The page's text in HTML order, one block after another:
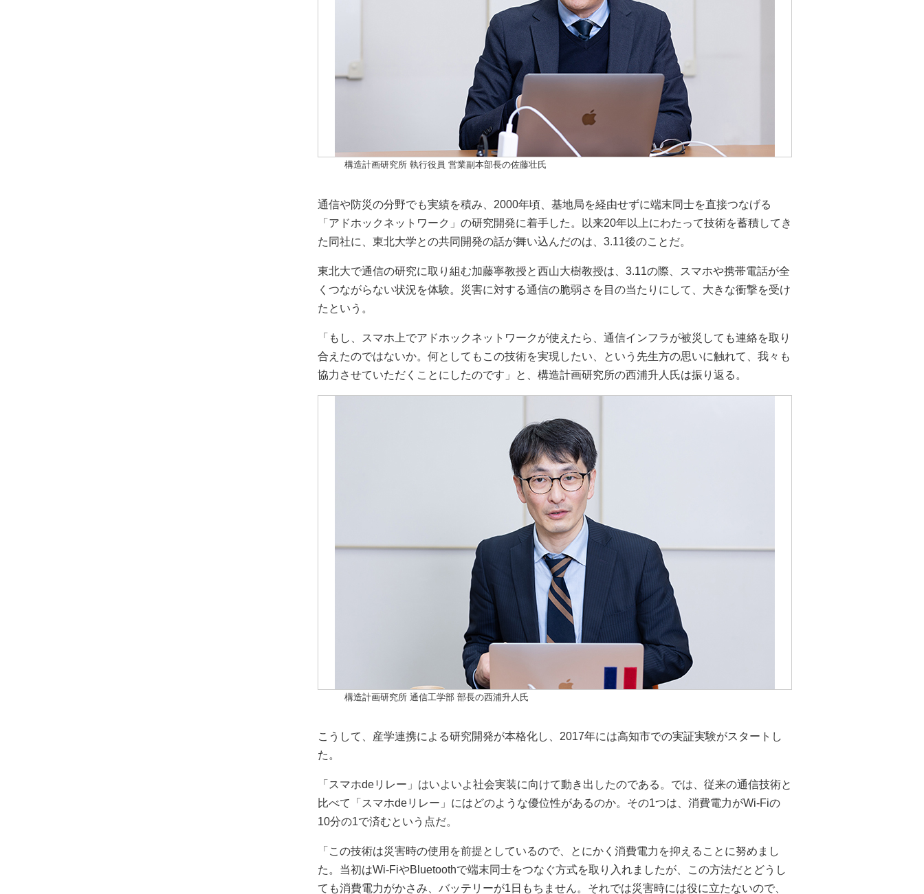
構造計画研究所 執行役員 営業副本部長の佐藤壮氏
通信や防災の分野でも実績を積み、2000年頃、基地局を経由せずに端末同士を直接つなげる
「アドホックネットワーク」の研究開発に着手した。以来20年以上にわたって技術を蓄積してき
た同社に、東北大学との共同開発の話が舞い込んだのは、3.11後のことだ。
東北大で通信の研究に取り組む加藤寧教授と西山大樹教授は、3.11の際、スマホや携帯電話が全
くつながらない状況を体験。災害に対する通信の脆弱さを目の当たりにして、大きな衝撃を受け
たという。
「もし、スマホ上でアドホックネットワークが使えたら、通信インフラが被災しても連絡を取り
合えたのではないか。何としてもこの技術を実現したい、という先生方の思いに触れて、我々も
協力させていただくことにしたのです」と、構造計画研究所の西浦升人氏は振り返る。
構造計画研究所 通信工学部 部長の西浦升人氏
こうして、産学連携による研究開発が本格化し、2017年には高知市での実証実験がスタートし
た。
「スマホdeリレー」はいよいよ社会実装に向けて動き出したのである。では、従来の通信技術と
比べて「スマホdeリレー」にはどのような優位性があるのか。その1つは、消費電力がWi-Fiの
10分の1で済むという点だ。
「この技術は災害時の使用を前提としているので、とにかく消費電力を抑えることに努めまし
た。当初はWi-FiやBluetoothで端末同士をつなぐ方式を取り入れましたが、この方法だとどうし
ても消費電力がかさみ、バッテリーが1日もちません。それでは災害時には役に立たないので、